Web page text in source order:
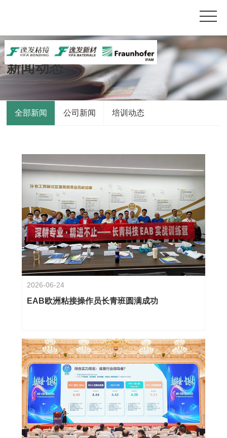
新闻动态
全部新闻 公司新闻 培训动态
2026-06-24
EAB欧洲粘接操作员长青班圆满成功